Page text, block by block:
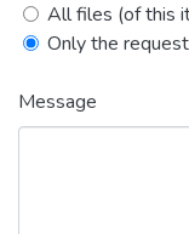
All files (of this
Only the
Message